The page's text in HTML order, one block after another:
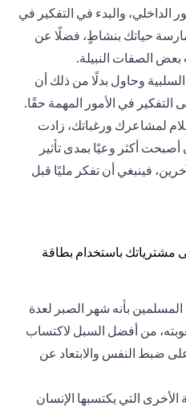
الداخلي، والبدء في التفكير في
حياتك بنشاطٍ، فضلًا عن
بعض الصفات النبيلة.
وحاول بدلًا من ذلك أن
التفكير في الأمور المهمة حقًا.
لمشاعرك ورغباتك، زادت
أكثر وعيًا بمدى تأثير
فينبغي أن تفكر مليًا قبل
بأنه شهر الصبر لعدة
من أفضل السبل لاكتساب
ضبط النفس والابتعاد عن
التي يكتسبها الإنسان